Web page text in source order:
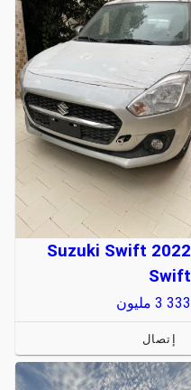
Suzuki Swift 2022
Swift
3 333 مليون
إتصال